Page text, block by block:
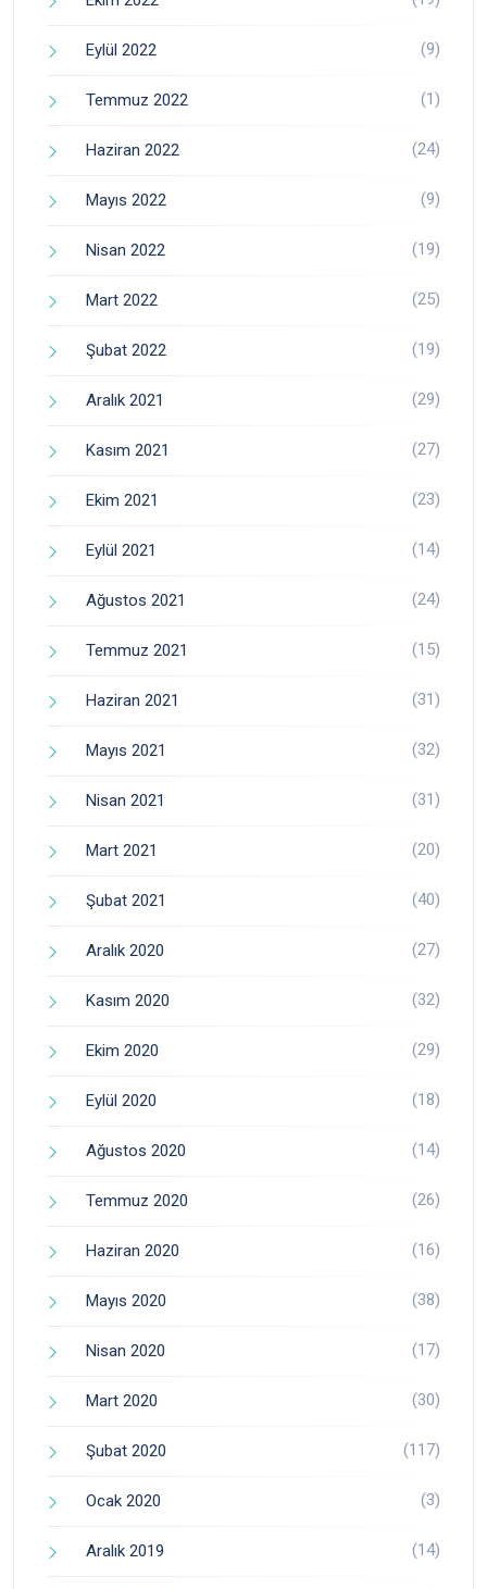
Eylül 2022 (9)
Temmuz 2022 (1)
Haziran 2022 (24)
Mayıs 2022 (9)
Nisan 2022 (19)
Mart 2022 (25)
Şubat 2022 (19)
Aralık 2021 (29)
Kasım 2021 (27)
Ekim 2021 (23)
Eylül 2021 (14)
Ağustos 2021 (24)
Temmuz 2021 (15)
Haziran 2021 (31)
Mayıs 2021 (32)
Nisan 2021 (31)
Mart 2021 (20)
Şubat 2021 (40)
Aralık 2020 (27)
Kasım 2020 (32)
Ekim 2020 (29)
Eylül 2020 (18)
Ağustos 2020 (14)
Temmuz 2020 (26)
Haziran 2020 (16)
Mayıs 2020 (38)
Nisan 2020 (17)
Mart 2020 (30)
Şubat 2020 (117)
Ocak 2020 (3)
Aralık 2019 (14)